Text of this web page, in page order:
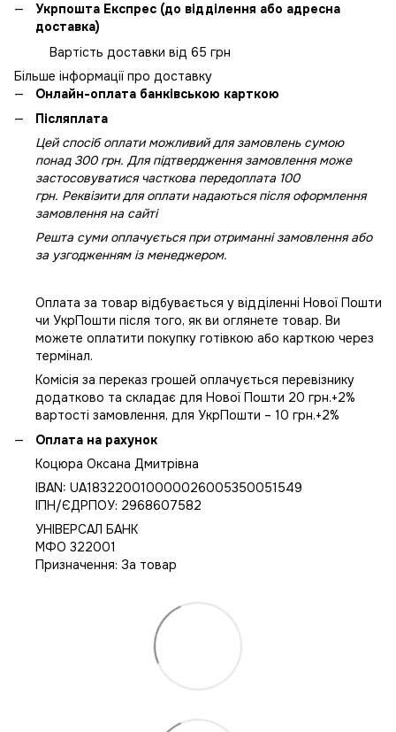
Укрпошта Експрес (до відділення або адресна
доставка)
Вартість доставки від 65 грн
Більше інформації про доставку
Онлайн-оплата банківською карткою
Післяплата
Цей спосіб оплати можливий для замовлень сумою
понад 300 грн. Для підтвердження замовлення може
застосовуватися часткова передоплата 100
грн. Реквізити для оплати надаються після оформлення
замовлення на сайті
Решта суми оплачується при отриманні замовлення або
за узгодженням із менеджером.
Оплата за товар відбувається у відділенні Нової Пошти
чи УкрПошти після того, як ви оглянете товар. Ви
можете оплатити покупку готівкою або карткою через
термінал.
Комісія за переказ грошей оплачується перевізнику
додатково та складає для Нової Пошти 20 грн.+2%
вартості замовлення, для УкрПошти – 10 грн.+2%
Оплата на рахунок
Коцюра Оксана Дмитрівна
IBAN: UA183220010000026005350051549
IПН/ЄДРПОУ: 2968607582
УНІВЕРСАЛ БАНК
МФО 322001
Призначення: За товар